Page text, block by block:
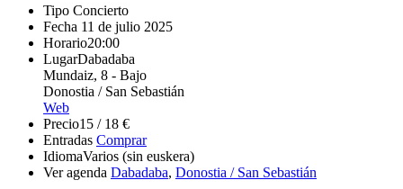
Tipo Concierto
Fecha 11 de julio 2025
Horario20:00
LugarDabadaba
Mundaiz, 8 - Bajo
Donostia / San Sebastián
Web
Precio15 / 18 €
Entradas Comprar
IdiomaVarios (sin euskera)
Ver agenda Dabadaba, Donostia / San Sebastián